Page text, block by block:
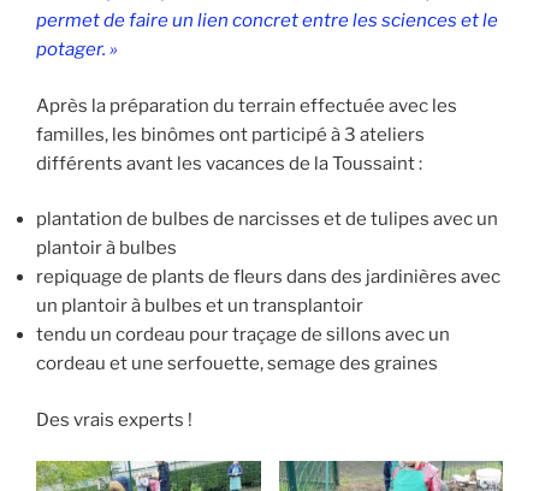
permet de faire un lien concret entre les sciences et le
potager. »
Après la préparation du terrain effectuée avec les
familles, les binômes ont participé à 3 ateliers
différents avant les vacances de la Toussaint :
plantation de bulbes de narcisses et de tulipes avec un
plantoir à bulbes
repiquage de plants de fleurs dans des jardinières avec
un plantoir à bulbes et un transplantoir
tendu un cordeau pour traçage de sillons avec un
cordeau et une serfouette, semage des graines
Des vrais experts !